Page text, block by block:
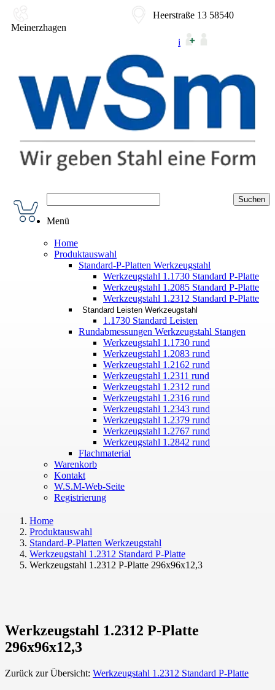
Heerstraße 13 58540
Meinerzhagen
i
Menü
Home
Produktauswahl
Standard-P-Platten Werkzeugstahl
Werkzeugstahl 1.1730 Standard P-Platte
Werkzeugstahl 1.2085 Standard P-Platte
Werkzeugstahl 1.2312 Standard P-Platte
Standard Leisten Werkzeugstahl
1.1730 Standard Leisten
Rundabmessungen Werkzeugstahl Stangen
Werkzeugstahl 1.1730 rund
Werkzeugstahl 1.2083 rund
Werkzeugstahl 1.2162 rund
Werkzeugstahl 1.2311 rund
Werkzeugstahl 1.2312 rund
Werkzeugstahl 1.2316 rund
Werkzeugstahl 1.2343 rund
Werkzeugstahl 1.2379 rund
Werkzeugstahl 1.2767 rund
Werkzeugstahl 1.2842 rund
Flachmaterial
Warenkorb
Kontakt
W.S.M-Web-Seite
Registrierung
Home
Produktauswahl
Standard-P-Platten Werkzeugstahl
Werkzeugstahl 1.2312 Standard P-Platte
Werkzeugstahl 1.2312 P-Platte 296x96x12,3
Werkzeugstahl 1.2312 P-Platte
296x96x12,3
Zurück zur Übersicht: Werkzeugstahl 1.2312 Standard P-Platte